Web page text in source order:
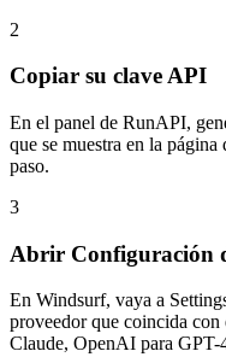
2
Copiar su clave API
En el panel de RunAPI,
que se muestra en la
paso.
3
Abrir Configuración
En Windsurf, vaya a
proveedor que coincida
Claude, OpenAI para GPT-